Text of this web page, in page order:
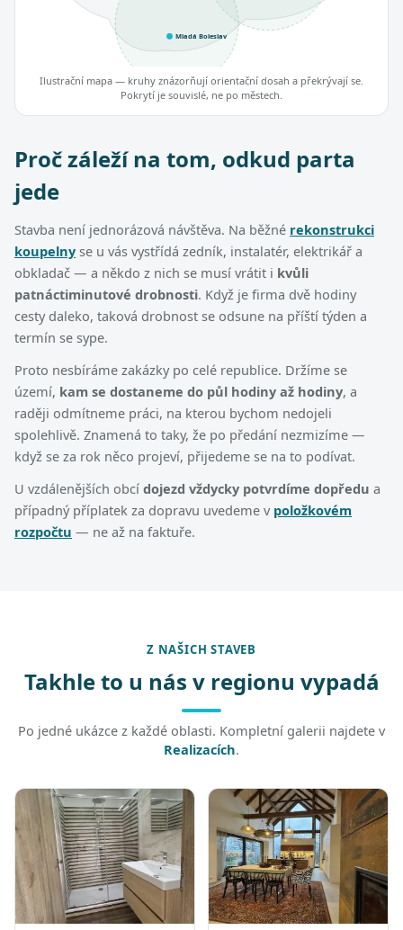
Mladá Boleslav
Ilustrační mapa — kruhy znázorňují orientační dosah a překrývají se.
Pokrytí je souvislé, ne po městech.
Proč záleží na tom, odkud parta
jede
Stavba není jednorázová návštěva. Na běžné rekonstrukci
koupelny se u vás vystřídá zedník, instalatér, elektrikář a
obkladač — a někdo z nich se musí vrátit i kvůli
patnáctiminutové drobnosti. Když je firma dvě hodiny
cesty daleko, taková drobnost se odsune na příští týden a
termín se sype.
Proto nesbíráme zakázky po celé republice. Držíme se
území, kam se dostaneme do půl hodiny až hodiny, a
raději odmítneme práci, na kterou bychom nedojeli
spolehlivě. Znamená to taky, že po předání nezmizíme —
když se za rok něco projeví, přijedeme se na to podívat.
U vzdálenějších obcí dojezd vždycky potvrdíme dopředu a
případný příplatek za dopravu uvedeme v položkovém
rozpočtu — ne až na faktuře.
Z NAŠICH STAVEB
Takhle to u nás v regionu vypadá
Po jedné ukázce z každé oblasti. Kompletní galerii najdete v
Realizacích.